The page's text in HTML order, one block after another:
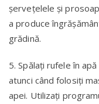
şerveţelele şi
a produce
grădină.
5. Spălaţi rufele în
atunci când folosiţi
apei. Utilizaţi